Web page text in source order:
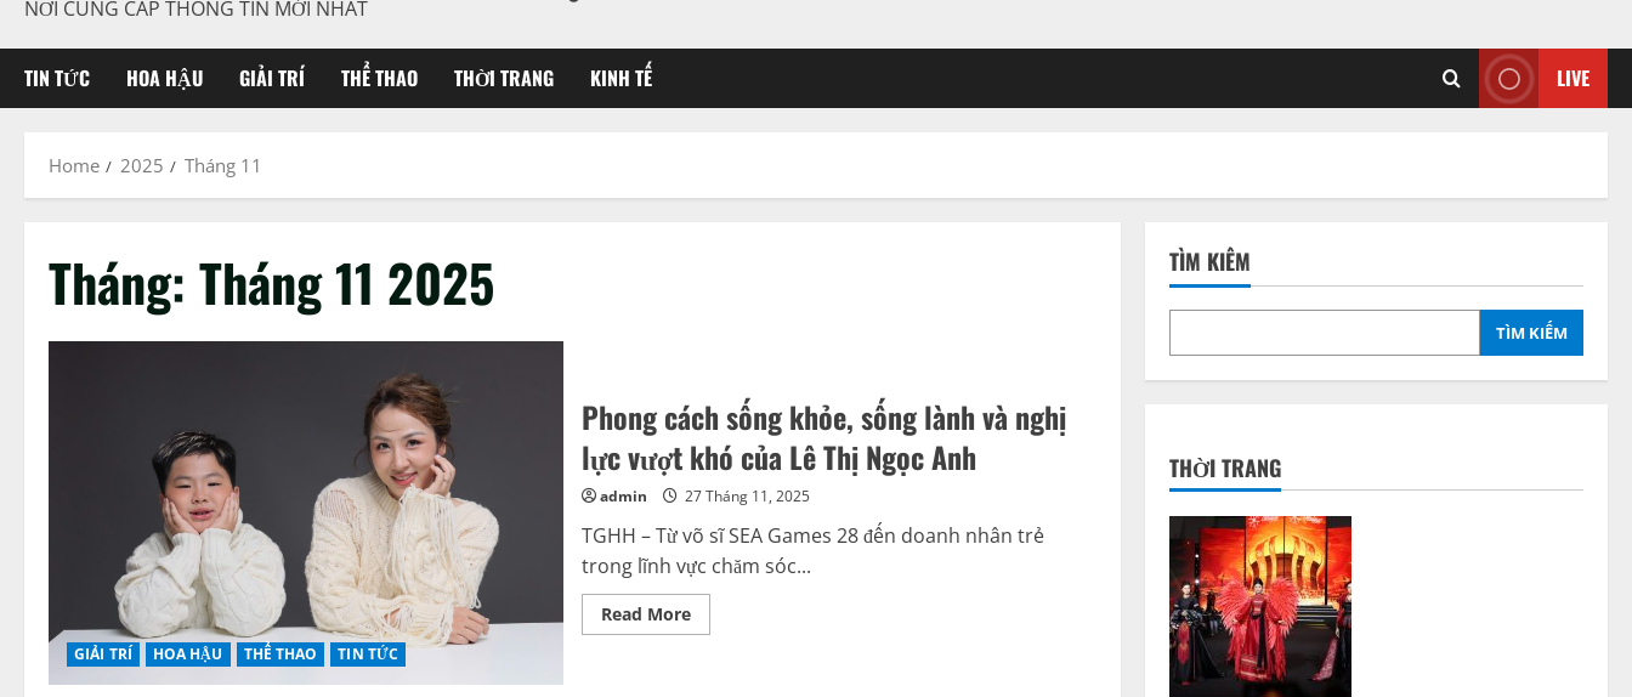
NƠI CUNG CẤP THÔNG TIN MỚI NHẤT
TIN TỨC HOA HẬU GIẢI TRÍ THỂ THAO THỜI TRANG KINH TẾ LIVE
Home 2025 Tháng 11
Tháng: Tháng 11 2025
GIẢI TRÍ HOA HẬU THỂ THAO TIN TỨC
Phong cách sống khỏe, sống lành và nghị
lực vượt khó của Lê Thị Ngọc Anh
admin 27 Tháng 11, 2025
TGHH – Từ võ sĩ SEA Games 28 đến doanh nhân trẻ
trong lĩnh vực chăm sóc...
Read MoreRead
more
TÌM KIẾM
TÌM KIẾM
THỜI TRANG